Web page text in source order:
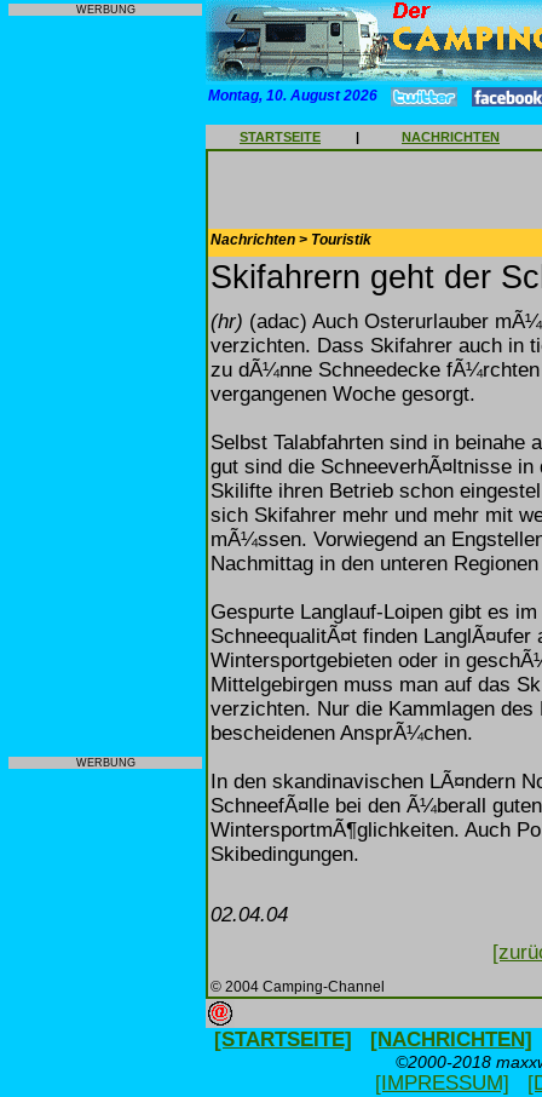
WERBUNG
WERBUNG
Montag, 10. August 2026
STARTSEITE | NACHRICHTEN
Nachrichten > Touristik
Skifahrern geht der
(hr) (adac) Auch Osterurlauber
verzichten. Dass Skifahrer auch in
zu dÃ¼nne Schneedecke
vergangenen Woche gesorgt.
Selbst Talabfahrten sind in beinahe
gut sind die SchneeverhÃ¤ltnisse in
Skilifte ihren Betrieb schon
sich Skifahrer mehr und mehr mit
mÃ¼ssen. Vorwiegend an
Nachmittag in den unteren
Gespurte Langlauf-Loipen gibt es
SchneequalitÃ¤t finden
Wintersportgebieten oder in
Mittelgebirgen muss man auf das
verzichten. Nur die Kammlagen
bescheidenen AnsprÃ¼chen.
In den skandinavischen LÃ¤ndern
SchneefÃ¤lle bei den Ã¼berall
WintersportmÃ¶glichkeiten. Auch
Skibedingungen.
02.04.04
© 2004 Camping-Channel
[STARTSEITE] [NACHRICHTEN]
©2000-2018
[IMPRESSUM]